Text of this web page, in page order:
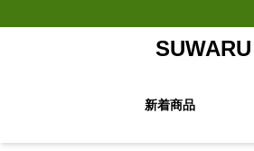
SUWARU
新着商品